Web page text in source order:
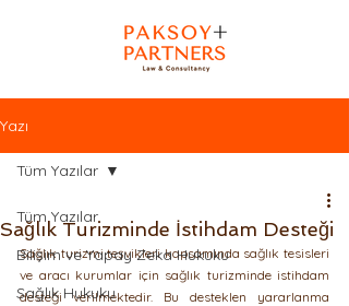
Yazı
Tüm Yazılar
Bilişim ve Yapay Zeka Hukuku
Sağlık Hukuku
Tüm Yazılar
Sağlık Turizminde İstihdam Desteği
Sağlık turizmi teşvikleri kapsamında sağlık tesisleri
ve aracı kurumlar için sağlık turizminde istihdam
desteği verilmektedir. Bu desteklen yararlanma